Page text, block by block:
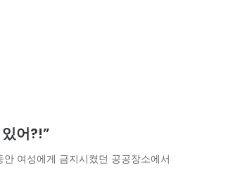
어?!”
여성에게 금지시켰던 공공장소에서